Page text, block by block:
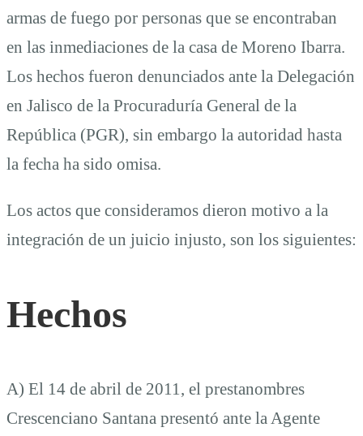
armas de fuego por personas que se encontraban
en las inmediaciones de la casa de Moreno Ibarra.
Los hechos fueron denunciados ante la Delegación
en Jalisco de la Procuraduría General de la
República (PGR), sin embargo la autoridad hasta
la fecha ha sido omisa.
Los actos que consideramos dieron motivo a la
integración de un juicio injusto, son los siguientes:
Hechos
A) El 14 de abril de 2011, el prestanombres
Crescenciano Santana presentó ante la Agente